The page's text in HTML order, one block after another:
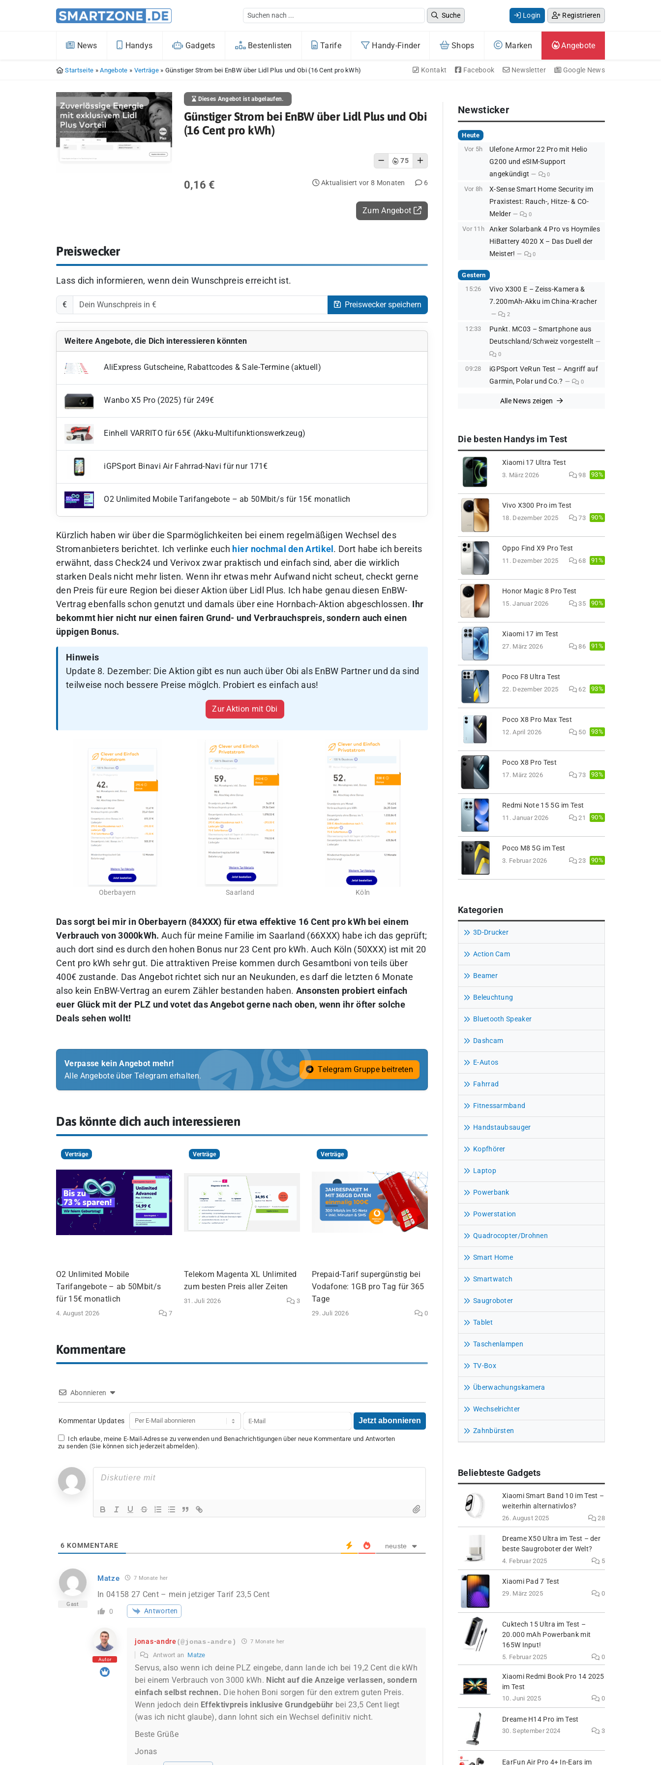
Suche Login Registrieren
News Handys Gadgets Bestenlisten Tarife Handy-Finder Shops Marken Angebote
Startseite »Angebote » Verträge» Günstiger Strom bei EnBW über Lidl Plus und Obi (16 Cent pro kWh) Kontakt Facebook Newsletter Google News
Dieses Angebot ist abgelaufen.
Günstiger Strom bei EnBW über Lidl Plus und Obi
(16 Cent pro kWh)
75
0,16 € Aktualisiert vor 8 Monaten 6
Zum Angebot
Preiswecker
Lass dich informieren, wenn dein Wunschpreis erreicht ist.
€ Preiswecker speichern
Weitere Angebote, die Dich interessieren könnten
AliExpress Gutscheine, Rabattcodes & Sale-Termine (aktuell)
Wanbo X5 Pro (2025) für 249€
Einhell VARRITO für 65€ (Akku-Multifunktionswerkzeug)
iGPSport Binavi Air Fahrrad-Navi für nur 171€
O2 Unlimited Mobile Tarifangebote – ab 50Mbit/s für 15€ monatlich
Kürzlich haben wir über die Sparmöglichkeiten bei einem regelmäßigen Wechsel des
Stromanbieters berichtet. Ich verlinke euch hier nochmal den Artikel . Dort habe ich bereits
erwähnt, dass Check24 und Verivox zwar praktisch und einfach sind, aber die wirklich
starken Deals nicht mehr listen. Wenn ihr etwas mehr Aufwand nicht scheut, checkt gerne
den Preis für eure Region bei dieser Aktion über Lidl Plus. Ich habe genau diesen EnBW-
Vertrag ebenfalls schon genutzt und damals über eine Hornbach-Aktion abgeschlossen.
Ihr
bekommt hier nicht nur einen fairen Grund- und Verbrauchspreis, sondern auch einen
üppigen Bonus.
Hinweis
Update 8. Dezember: Die Aktion gibt es nun auch über Obi als EnBW Partner und da sind
teilweise noch bessere Preise möglch. Probiert es einfach aus!
Zur Aktion mit Obi
Oberbayern Saarland Köln
Das sorgt bei mir in Oberbayern (84XXX) für etwa effektive 16 Cent pro kWh bei einem
Verbrauch von 3000kWh. Auch für meine Familie im Saarland (66XXX) habe ich das geprüft;
auch dort sind es durch den hohen Bonus nur 23 Cent pro kWh. Auch Köln (50XXX) ist mit 20
Cent pro kWh sehr gut. Die attraktiven Preise kommen durch Gesamtboni von teils über
400€ zustande. Das Angebot richtet sich nur an Neukunden, es darf die letzten 6 Monate
also kein EnBW-Vertrag an eurem Zähler bestanden haben. Ansonsten probiert einfach
euer Glück mit der PLZ und votet das Angebot gerne nach oben, wenn ihr öfter solche
Deals sehen wollt!
Verpasse kein Angebot mehr!
Alle Angebote über Telegram erhalten.
Telegram Gruppe beitreten
Das könnte dich auch interessieren
Verträge
O2 Unlimited Mobile
Tarifangebote – ab 50Mbit/s
für 15€ monatlich
4. August 2026 7
Verträge
Telekom Magenta XL Unlimited
zum besten Preis aller Zeiten
31. Juli 2026 3
Verträge
Prepaid-Tarif supergünstig bei
Vodafone: 1GB pro Tag für 365
Tage
29. Juli 2026 0
Kommentare
Abonnieren
Kommentar Updates
Ich erlaube, meine E-Mail-Adresse zu verwenden und Benachrichtigungen über neue Kommentare und Antworten
zu senden (Sie können sich jederzeit abmelden).
6 KOMMENTARE neuste
Gast
Matze 7 Monate her
In 04158 27 Cent – mein jetziger Tarif 23,5 Cent
0 Antworten
Autor
jonas-andre(@jonas-andre) 7 Monate her
Antwort an Matze
Servus, also wenn ich deine PLZ eingebe, dann lande ich bei 19,2 Cent die kWh
bei einem Verbrauch von 3000 kWh. Nicht auf die Anzeige verlassen, sondern
einfach selbst rechnen. Die hohen Boni sorgen für den extrem guten Preis.
Wenn jedoch dein Effektivpreis inklusive Grundgebühr bei 23,5 Cent liegt
(was ich nicht glaube), dann lohnt sich ein Wechsel definitiv nicht.
Beste Grüße
Jonas
Newsticker
Heute
Vor 5h
Ulefone Armor 22 Pro mit Helio
G200 und eSIM-Support
angekündigt
0
Vor 8h
X-Sense Smart Home Security im
Praxistest: Rauch-, Hitze- & CO-
Melder
0
Vor 11h
Anker Solarbank 4 Pro vs Hoymiles
HiBattery 4020 X – Das Duell der
Meister!
0
Gestern
15:26
Vivo X300 E – Zeiss-Kamera &
7.200mAh-Akku im China-Kracher
2
12:33
Punkt. MC03 – Smartphone aus
Deutschland/Schweiz vorgestellt
0
09:28
iGPSport VeRun Test – Angriff auf
Garmin, Polar und Co.?
0
Alle News zeigen
Die besten Handys im Test
Xiaomi 17 Ultra Test
3. März 2026 98 93%
Vivo X300 Pro im Test
18. Dezember 2025 73 90%
Oppo Find X9 Pro Test
11. Dezember 2025 68 91%
Honor Magic 8 Pro Test
15. Januar 2026 35 90%
Xiaomi 17 im Test
27. März 2026 86 91%
Poco F8 Ultra Test
22. Dezember 2025 62 93%
Poco X8 Pro Max Test
12. April 2026 50 93%
Poco X8 Pro Test
17. März 2026 73 93%
Redmi Note 15 5G im Test
11. Januar 2026 21 90%
Poco M8 5G im Test
3. Februar 2026 23 90%
Kategorien
3D-Drucker
Action Cam
Beamer
Beleuchtung
Bluetooth Speaker
Dashcam
E-Autos
Fahrrad
Fitnessarmband
Handstaubsauger
Kopfhörer
Laptop
Powerbank
Powerstation
Quadrocopter/Drohnen
Smart Home
Smartwatch
Saugroboter
Tablet
Taschenlampen
TV-Box
Überwachungskamera
Wechselrichter
Zahnbürsten
Beliebteste Gadgets
Xiaomi Smart Band 10 im Test –
weiterhin alternativlos?
26. August 2025 28
Dreame X50 Ultra im Test – der
beste Saugroboter der Welt?
4. Februar 2025 5
Xiaomi Pad 7 Test
29. März 2025 0
Cuktech 15 Ultra im Test –
20.000 mAh Powerbank mit
165W Input!
5. Februar 2025 0
Xiaomi Redmi Book Pro 14 2025
im Test
10. Juni 2025 0
Dreame H14 Pro im Test
30. September 2024 3
EarFun Air Pro 4+ In-Ears im